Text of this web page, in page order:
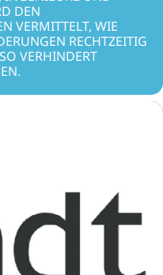
DEN
VERMITTELT, WIE
RECHTZEITIG
VERHINDERT